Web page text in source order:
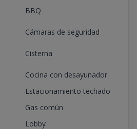
BBQ
Cámaras de seguridad
Cisterna
Cocina con desayunador
Estacionamiento techado
Gas común
Lobby